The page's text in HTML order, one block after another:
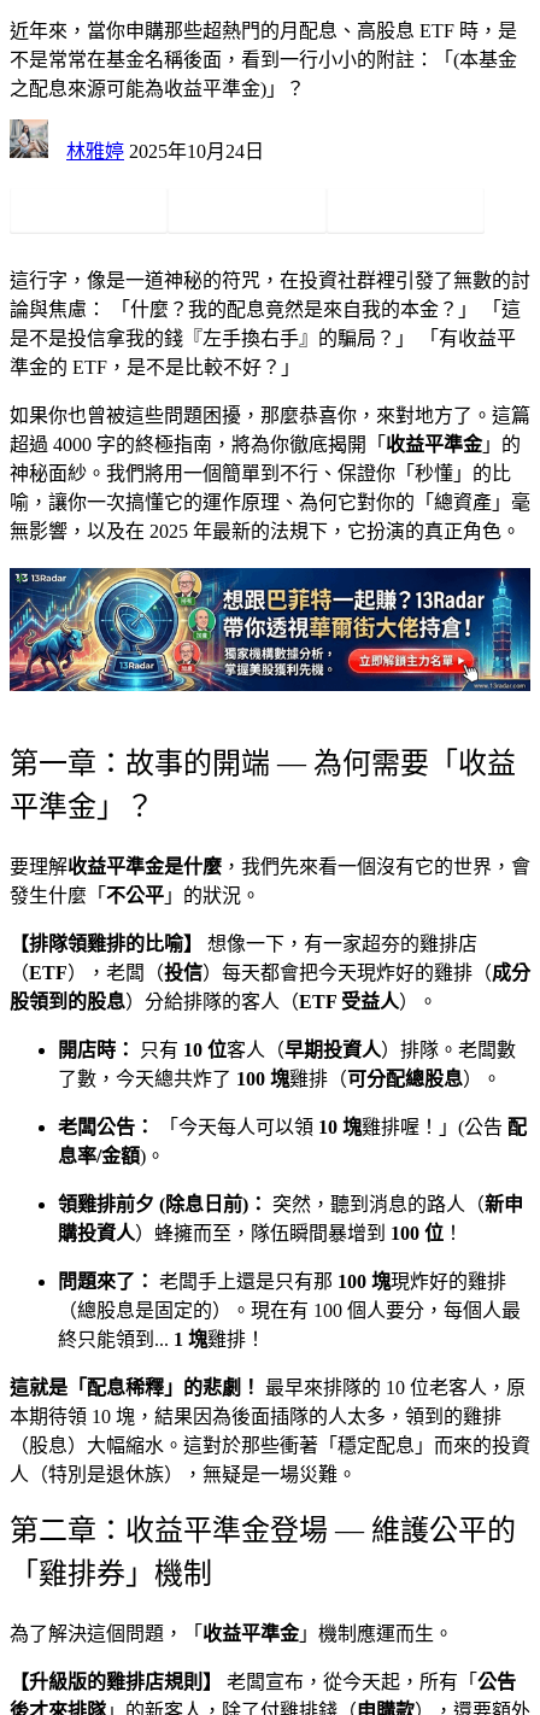
近年來，當你申購那些超熱門的月配息、高股息 ETF 時，是
不是常常在基金名稱後面，看到一行小小的附註：「(本基金
之配息來源可能為收益平準金)」？
林雅婷 2025年10月24日
這行字，像是一道神秘的符咒，在投資社群裡引發了無數的討
論與焦慮： 「什麼？我的配息竟然是來自我的本金？」 「這
是不是投信拿我的錢『左手換右手』的騙局？」 「有收益平
準金的 ETF，是不是比較不好？」
如果你也曾被這些問題困擾，那麼恭喜你，來對地方了。這篇
超過 4000 字的終極指南，將為你徹底揭開「 收益平準金」的
神秘面紗。我們將用一個簡單到不行、保證你「秒懂」的比
喻，讓你一次搞懂它的運作原理、為何它對你的「總資產」毫
無影響，以及在 2025 年最新的法規下，它扮演的真正角色。
第一章：故事的開端 — 為何需要「收益
平準金」？
要理解收益平準金是什麼 ，我們先來看一個沒有它的世界，會
發生什麼「 不公平 」的狀況。
【排隊領雞排的比喻】
想像一下，有一家超夯的雞排店
（ETF），老闆（投信）每天都會把今天現炸好的雞排（成分
股領到的股息）分給排隊的客人（ETF 受益人）。
開店時： 只有 10 位客人（早期投資人）排隊。老闆數
了數，今天總共炸了 100 塊雞排（可分配總股息）。
老闆公告： 「今天每人可以領 10 塊雞排喔！」(公告 配
息率/金額)。
領雞排前夕 (除息日前)： 突然，聽到消息的路人（新申
購投資人）蜂擁而至，隊伍瞬間暴增到 100 位 ！
問題來了： 老闆手上還是只有那 100 塊現炸好的雞排
（總股息是固定的）。現在有 100 個人要分，每個人最
終只能領到... 1 塊雞排！
這就是「配息稀釋」的悲劇！
最早來排隊的 10 位老客人，原
本期待領 10 塊，結果因為後面插隊的人太多，領到的雞排
（股息）大幅縮水。這對於那些衝著「穩定配息」而來的投資
人（特別是退休族），無疑是一場災難。
第二章：收益平準金登場 — 維護公平的
「雞排券」機制
為了解決這個問題，「 收益平準金」機制應運而生。
【升級版的雞排店規則】 老闆宣布，從今天起，所有「 公告
後才來排隊 」的新客人，除了付雞排錢（申購款），還要額外